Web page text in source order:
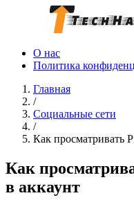
О нас
Политика
Главная
/
Социальные сети
/
Как просматривать
Как
в аккаунт